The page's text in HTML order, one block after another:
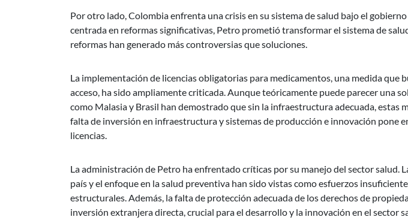
Por otro lado, Colombia enfrenta una crisis en su sistema de salud bajo el
centrada en reformas significativas, Petro prometió transformar el sistema de
reformas han generado más controversias que soluciones.
La implementación de licencias obligatorias para medicamentos, una medida que
acceso, ha sido ampliamente criticada. Aunque teóricamente puede parecer una
como Malasia y Brasil han demostrado que sin la infraestructura adecuada, estas
falta de inversión en infraestructura y sistemas de producción e innovación pone
licencias.
La administración de Petro ha enfrentado críticas por su manejo del sector salud.
país y el enfoque en la salud preventiva han sido vistas como esfuerzos
estructurales. Además, la falta de protección adecuada de los derechos de
inversión extranjera directa, crucial para el desarrollo y la innovación en el sector